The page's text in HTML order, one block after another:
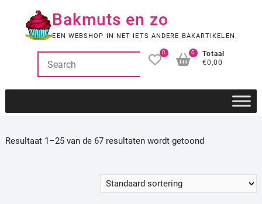
Bakmuts en zo
EEN WEBSHOP IN NET IETS ANDERE BAKARTIKELEN.
0
Totaal
€0,00
0
Resultaat 1–25 van de 67 resultaten wordt getoond